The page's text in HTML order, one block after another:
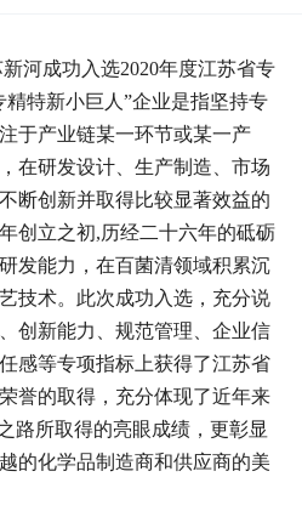
河成功入选2020年度江苏省专
特新小巨人”企业是指坚持专
于产业链某一环节或某一产
在研发设计、生产制造、市场
断创新并取得比较显著效益的
创立之初,历经二十六年的砥砺
发能力，在百菌清领域积累沉
技术。此次成功入选，充分说
创新能力、规范管理、企业信
感等专项指标上获得了江苏省
誉的取得，充分体现了近年来
路所取得的亮眼成绩，更彰显
的化学品制造商和供应商的美